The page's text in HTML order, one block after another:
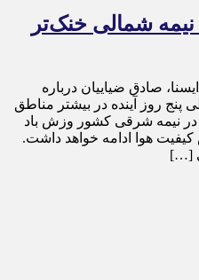
شمالی خنک‌تر
صادق ضیاییان درباره
روز آینده در بیشتر مناطق
نیمه شرقی کشور وزش باد
هوا ادامه خواهد داشت.